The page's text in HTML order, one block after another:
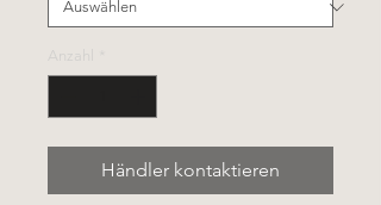
Anzahl
Händler kontaktieren